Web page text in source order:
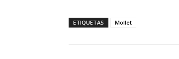
ETIQUETAS Mollet